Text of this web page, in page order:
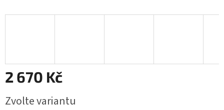
2 670 Kč
cena:
Zvolte variantu